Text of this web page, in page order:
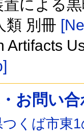
による
類 別冊
Artifacts
お問い
つくば市東